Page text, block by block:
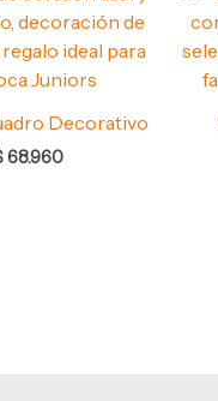
Decorativo
68.960
precios:
desde
$ 64.960
$ 68.960